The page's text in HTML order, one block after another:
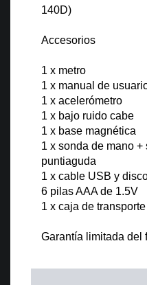
140D)
Accesorios
1 x metro
1 x manual de
1 x acelerómetro
1 x bajo ruido cabe
1 x base magnética
1 x sonda de mano
puntiaguda
1 x cable USB y
6 pilas AAA de 1.5V
1 x caja de transporte
Garantía limitada del